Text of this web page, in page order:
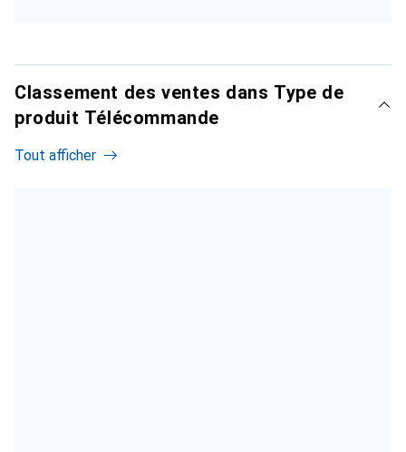
Classement des ventes dans Type de
produit Télécommande
Tout afficher